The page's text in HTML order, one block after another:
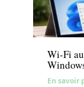
Wi-Fi
En savoir